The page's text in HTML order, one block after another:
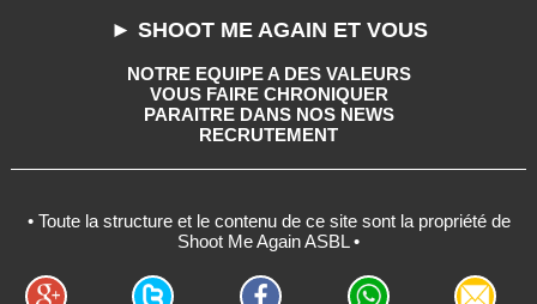
► SHOOT ME AGAIN ET VOUS
NOTRE EQUIPE A DES VALEURS
VOUS FAIRE CHRONIQUER
PARAITRE DANS NOS NEWS
RECRUTEMENT
• Toute la structure et le contenu de ce site sont la propriété de
Shoot Me Again ASBL •